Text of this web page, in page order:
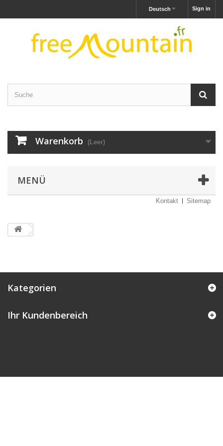
Sign in
Deutsch
Warenkorb (Leer)
MENÜ
Kontakt Sitemap
Kategorien
Ihr Kundenbereich